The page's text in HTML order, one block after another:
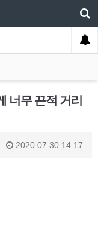
너무 끈적 거리
2020.07.30 14:17